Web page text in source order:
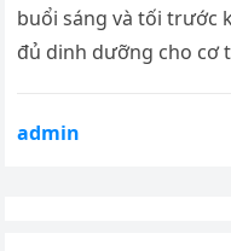
buổi sáng và tối trước
đủ dinh dưỡng cho cơ
admin